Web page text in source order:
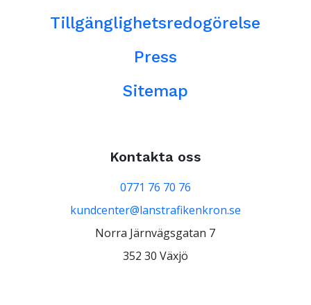
Tillgänglighetsredogörelse
Press
Sitemap
Kontakta oss
0771 76 70 76
kundcenter@lanstrafikenkron.se
Norra Järnvägsgatan 7
352 30 Växjö